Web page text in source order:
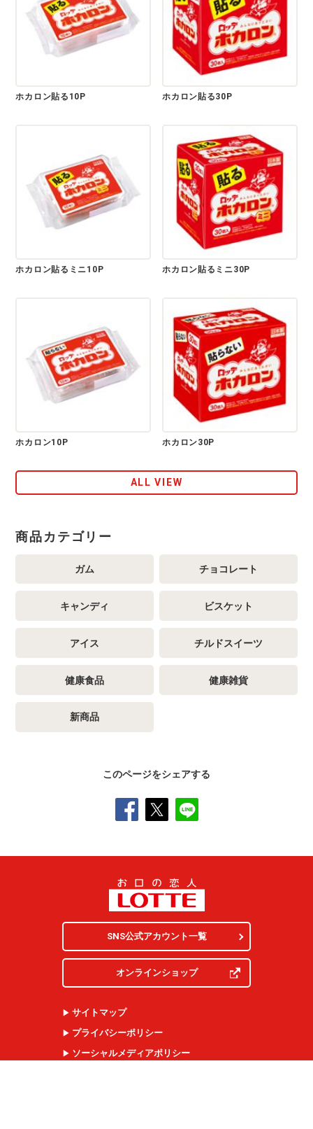
ホカロン貼る10P ホカロン貼る30P
ホカロン貼るミニ10P ホカロン貼るミニ30P
ホカロン10P ホカロン30P
ALL VIEW
商品カテゴリー
ガム チョコレート
キャンディ ビスケット
アイス チルドスイーツ
健康食品 健康雑貨
新商品
このページをシェアする
SNS公式アカウント一覧
オンラインショップ
サイトマップ
プライバシーポリシー
ソーシャルメディアポリシー